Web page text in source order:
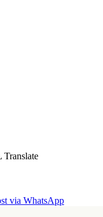
Translate
via WhatsApp